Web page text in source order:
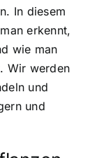
In diesem
erkennt,
wie man
Wir werden
und
und